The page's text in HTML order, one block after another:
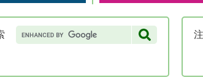
Google
カ
検